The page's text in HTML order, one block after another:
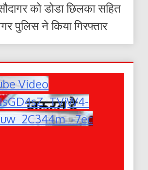
को डोडा छिलका सहित
पुलिस ने किया गिरफ्तार
Video
7ec